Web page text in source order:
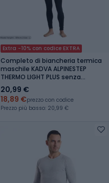
Extra -10% con codice EXTRA
Completo di biancheria termica
maschile KADVA ALPINESTEP
THERMO LIGHT PLUS senza
cuciture nero
20,99 €
18,89 €prezzo con codice
Prezzo più basso: 20,99 €